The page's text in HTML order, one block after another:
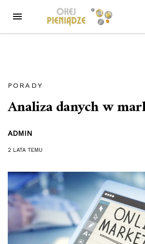
treści
MENU
PORADY
Analiza danych w
ADMIN
2 LATA TEMU